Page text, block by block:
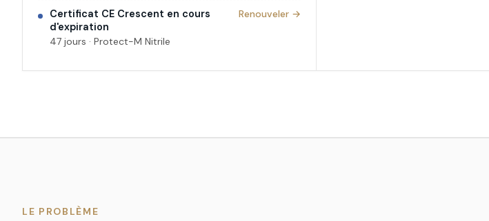
Certificat CE Crescent en cours
d'expiration
47 jours · Protect-M Nitrile
Renouveler →
LE PROBLÈME